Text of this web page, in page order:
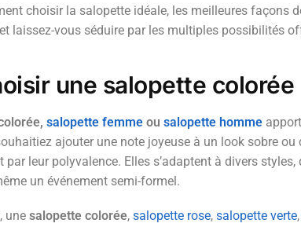
choisir la salopette idéale, les meilleures façons
laissez-vous séduire par les multiples possibilités
une salopette colorée
salopette femme ousalopette homme
ajouter une note joyeuse à un look sobre
par leur polyvalence. Elles s’adaptent à divers
un événement semi-formel.
unesalopette colorée,salopette rose,salopette verte